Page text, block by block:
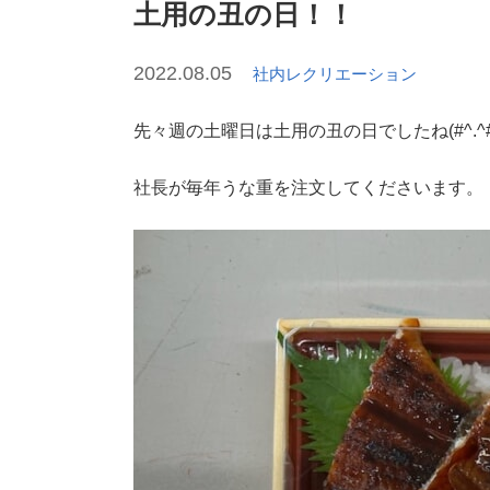
土用の丑の日！！
2022.08.05 社内レクリエーション
先々週の土曜日は土用の丑の日でしたね
社長が毎年うな重を注文してくださいます。